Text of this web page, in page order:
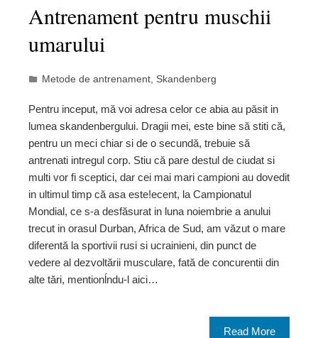
Antrenament pentru muschii
umarului
Metode de antrenament Skandenberg
Pentru inceput, mă voi adresa celor ce abia au păsit in
lumea skandenbergului. Dragii mei, este bine să stiti că,
pentru un meci chiar si de o secundă, trebuie să
antrenati intregul corp. Stiu că pare destul de ciudat si
multi vor fi sceptici, dar cei mai mari campioni au dovedit
in ultimul timp că asa este!ecent, la Campionatul
Mondial, ce s-a desfăsurat in luna noiembrie a anului
trecut in orasul Durban, Africa de Sud, am văzut o mare
diferentă la sportivii rusi si ucrainieni, din punct de
vedere al dezvoltării musculare, fată de concurentii din
alte tări, mentionĺndu-l aici…
Read More